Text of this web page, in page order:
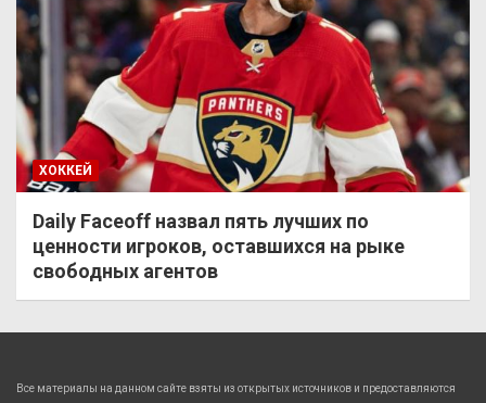
ХОККЕЙ
Daily Faceoff назвал пять лучших по
ценности игроков, оставшихся на рыке
свободных агентов
Все материалы на данном сайте взяты из открытых источников и предоставляются